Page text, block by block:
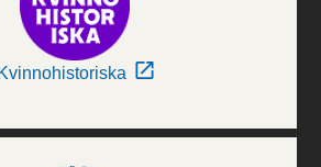
Kvinnohistoriska